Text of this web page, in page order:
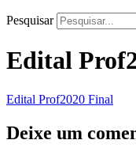
Pesquisar
Edital
Edital Prof2020 Final
Deixe um